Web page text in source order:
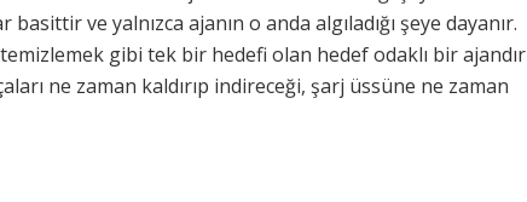
ve yalnızca ajanın o anda algıladığı şeye dayanır.
gibi tek bir hedefi olan hedef odaklı bir ajandır
ne zaman kaldırıp indireceği, şarj üssüne ne zaman